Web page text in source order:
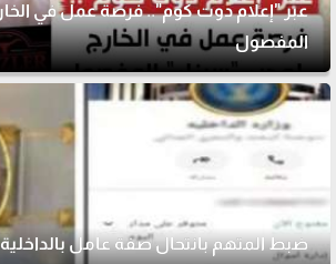
عبر "إعلام دوت كوم".. فرصة عمل في
المفصول
ضبط المتهم بانتحال صفة عامل